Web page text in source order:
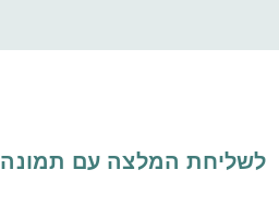
לשליחת המלצה עם תמונה